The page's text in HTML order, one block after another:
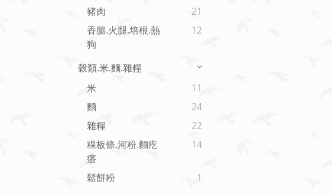
豬肉
21
香腸.火腿.培根.熱
狗
12
穀類.米.麵.雜糧
米
11
麵
24
雜糧
22
粿板條.河粉.麵疙
瘩
14
鬆餅粉
1